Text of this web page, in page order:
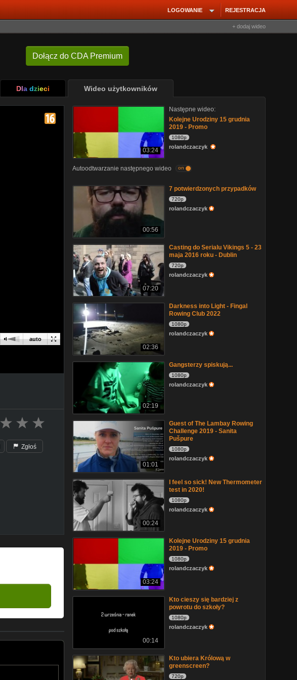
REJESTRACJA
LOGOWANIE
+ dodaj wideo
Dołącz do CDA Premium
Dla dzieci Wideo użytkowników
auto
Zgłoś
03:24
Następne wideo:
Kolejne Urodziny 15 grudnia
2019 - Promo
1080p
rolandczaczyk
Autoodtwarzanie następnego wideo on
00:56
7 potwierdzonych przypadków
720p
rolandczaczyk
07:20
Casting do Serialu Vikings 5 - 23
maja 2016 roku - Dublin
720p
rolandczaczyk
02:36
Darkness into Light - Fingal
Rowing Club 2022
1080p
rolandczaczyk
02:19
Gangsterzy spiskują...
1080p
rolandczaczyk
01:01
Guest of The Lambay Rowing
Challenge 2019 - Sanita
Pušpure
1080p
rolandczaczyk
00:24
I feel so sick! New Thermometer
test in 2020!
1080p
rolandczaczyk
03:24
Kolejne Urodziny 15 grudnia
2019 - Promo
1080p
rolandczaczyk
00:14
Kto cieszy się bardziej z
powrotu do szkoły?
1080p
rolandczaczyk
Kto ubiera Królową w
greenscreen?
720p